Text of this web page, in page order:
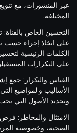
عبر المنشورات، مع
المختلفة.
التحسين الخاص
على اتخاذ إجراء حسب
الكلمات الرئيسية
على التكرارات
القياس والتكرار: جمع
الأساليب والمواضيع
وتحديد الأصول التي
الامتثال والمخاطر:
الصحية، وخصوصية